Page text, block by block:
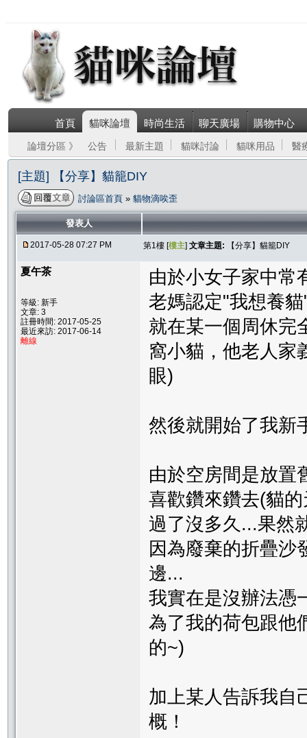
首頁 貓咪論壇 時尚生活 聊天廣場 購物中心
論壇分區 》 公告 最新主題 貓咪討論 貓咪用品 醫
[主題] 【分享】貓籠DIY
討論區首頁 » 貓物滴唉歪
發表人
2017-05-28 07:27 PM 第1樓 [樓主] 文章主題: 【分享】貓籠DIY
夏午茶
等級: 新手
文章: 3
註冊時間: 2017-05-25
最近來訪: 2017-06-14
離線
由於小女子家中常
老媽認定"我想養
就在某一個周休完
窩小貓，他老人家
眼)
然後就開始了我新
由於空房間是放置
喜歡鑽來鑽去(貓
過了沒多久...果然
因為廢棄的折疊沙
邊...
我實在是沒辦法憑
為了我的荷包跟他
的~)
加上某人告訴我自
概！